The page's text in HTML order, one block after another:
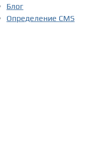
Блог
Определение CMS